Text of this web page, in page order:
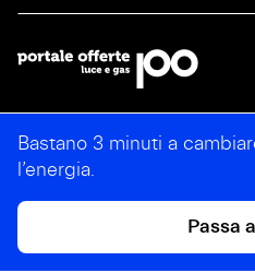
Bastano 3 minuti a
l’energia.
Passa